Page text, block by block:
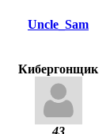
Uncle_Sam
Кибергонщик